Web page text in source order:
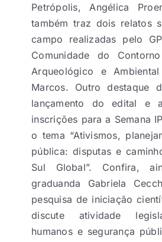
Petrópolis, Angélica
também traz dois relatos
campo realizadas pelo
Comunidade do
Arqueológico e
Marcos. Outro destaque
lançamento do edital e
inscrições para a Semana
o tema “Ativismos,
pública: disputas e
Sul Global”. Confira,
graduanda Gabriela
pesquisa de iniciação
discute atividade
humanos e segurança